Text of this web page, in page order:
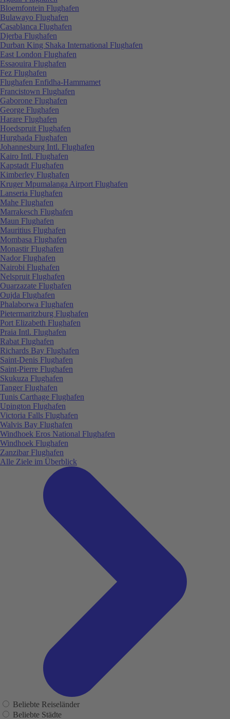
Bloemfontein Flughafen
Bulawayo Flughafen
Casablanca Flughafen
Djerba Flughafen
Durban King Shaka International Flughafen
East London Flughafen
Essaouira Flughafen
Fez Flughafen
Flughafen Enfidha-Hammamet
Francistown Flughafen
Gaborone Flughafen
George Flughafen
Harare Flughafen
Hoedspruit Flughafen
Hurghada Flughafen
Johannesburg Intl. Flughafen
Kairo Intl. Flughafen
Kapstadt Flughafen
Kimberley Flughafen
Kruger Mpumalanga Airport Flughafen
Lanseria Flughafen
Mahe Flughafen
Marrakesch Flughafen
Maun Flughafen
Mauritius Flughafen
Mombasa Flughafen
Monastir Flughafen
Nador Flughafen
Nairobi Flughafen
Nelspruit Flughafen
Ouarzazate Flughafen
Oujda Flughafen
Phalaborwa Flughafen
Pietermaritzburg Flughafen
Port Elizabeth Flughafen
Praia Intl. Flughafen
Rabat Flughafen
Richards Bay Flughafen
Saint-Denis Flughafen
Saint-Pierre Flughafen
Skukuza Flughafen
Tanger Flughafen
Tunis Carthage Flughafen
Upington Flughafen
Victoria Falls Flughafen
Walvis Bay Flughafen
Windhoek Eros National Flughafen
Windhoek Flughafen
Zanzibar Flughafen
Alle Ziele im Überblick
Beliebte Reiseländer
Beliebte Städte